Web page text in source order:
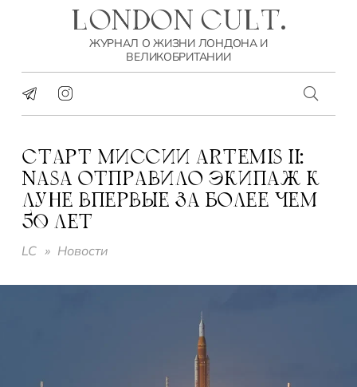
LONDON CULT.
ЖУРНАЛ О ЖИЗНИ ЛОНДОНА И
ВЕЛИКОБРИТАНИИ
СТАРТ МИССИИ ARTEMIS II:
NASA ОТПРАВИЛО ЭКИПАЖ К
ЛУНЕ ВПЕРВЫЕ ЗА БОЛЕЕ ЧЕМ
50 ЛЕТ
LC » Новости